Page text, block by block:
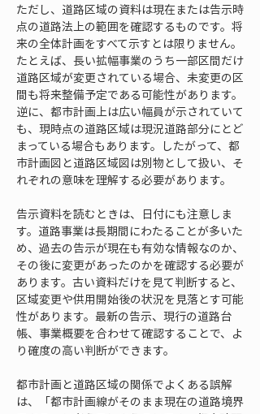
ただし、道路区域の資料は現在または告示時
点の道路法上の範囲を確認するものです。将
来の全体計画をすべて示すとは限りません。
たとえば、長い拡幅事業のうち一部区間だけ
道路区域が変更されている場合、未変更の区
間も将来整備予定である可能性があります。
逆に、都市計画上は広い幅員が示されていて
も、現時点の道路区域は現況道路部分にとど
まっている場合もあります。したがって、都
市計画図と道路区域図は別物として扱い、そ
れぞれの意味を理解する必要があります。
告示資料を読むときは、日付にも注意しま
す。道路事業は長期間にわたることが多いた
め、過去の告示が現在も有効な情報なのか、
その後に変更があったのかを確認する必要が
あります。古い資料だけを見て判断すると、
区域変更や供用開始後の状況を見落とす可能
性があります。最新の告示、現行の道路台
帳、事業概要を合わせて確認することで、よ
り確度の高い判断ができます。
都市計画と道路区域の関係でよくある誤解
は、「都市計画線がそのまま現在の道路境界